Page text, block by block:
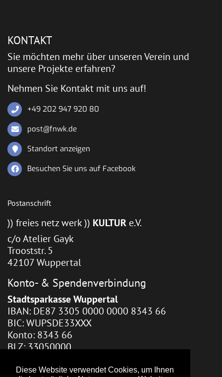
Diese Website verwendet Cookies, um Ihnen
KONTAKT
Sie möchten mehr über unseren Verein und
unsere Projekte erfahren?
Nehmen Sie Kontakt mit uns auf!
+49 202 947 920 80
post@fnwk.de
Standort anzeigen
Besuchen Sie uns auf Facebook
Postanschrift
)) freies netz werk )) KULTUR e.V.
c/o Atelier Gayk
Trooststr. 5
42107 Wuppertal
Konto- & Spendenverbindung
Stadtsparkasse Wuppertal
IBAN: DE87 3305 0000 0000 8343 66
BIC: WUPSDE33XXX
Konto: 8343 66
BLZ: 33050000
Webhosting / Redaktion